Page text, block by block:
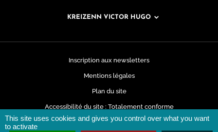
KREIZENN VICTOR HUGO
Inscription aux newsletters
Mentions légales
Plan du site
Accessibilité du site : Totalement conforme
Données personnelles
This site uses cookies and gives you control over what you want
to activate